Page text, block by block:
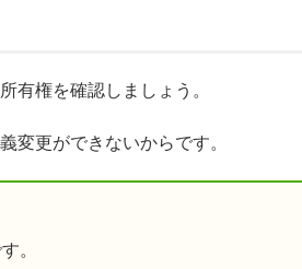
有権を確認しましょう。
変更ができないからです。
。